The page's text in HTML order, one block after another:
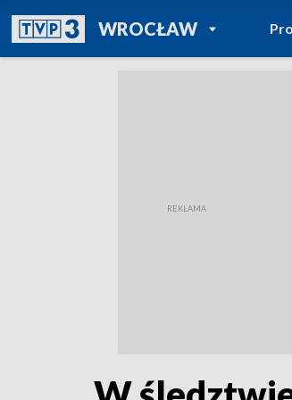
WROCŁAWPOWRÓT DO
TVP REGIONY